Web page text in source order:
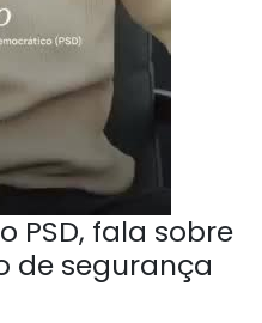
PSD, fala sobre
de segurança